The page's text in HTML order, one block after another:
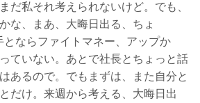
私それ考えられないけど。でも、
な、まあ、大晦日出る、ちょ
ならファイトマネー、アップか
ていない。あとで社長とちょっと話
あるので。でもまずは、また自分と
だけ。来週から考える、大晦日出